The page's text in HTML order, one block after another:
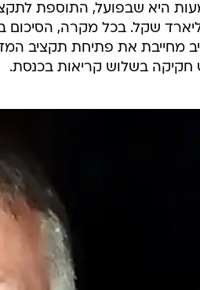
היא שבפועל, התוספת
מיליארד שקל. בכל מקרה,
חקיקה בשלוש קריאות בכנסת.